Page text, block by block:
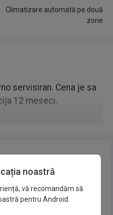
Climatizare automată pe două
zone
servisiran. Cena je sa
12 meseci.
noastră
vă recomandăm să
pentru Android.